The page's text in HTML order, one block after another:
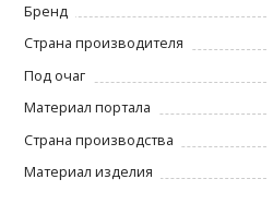
Бренд
Страна производителя
Под очаг
Материал портала
Страна производства
Материал изделия